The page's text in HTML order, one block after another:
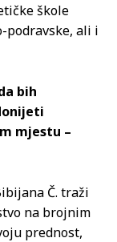
škole
podravske, ali i
bih
mjestu –
Č. traži
na brojnim
prednost,